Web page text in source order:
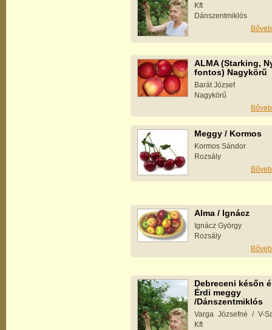
Kft
Dánszentmiklós
ALMA (Starking,
fontos) Nagykörű
Barát József
Nagykörű
Meggy / Kormos
Kormos Sándor
Rozsály
Alma / Ignácz
Ignácz György
Rozsály
Debreceni későn
Érdi meggy
/Dánszentmiklós
Varga Józsefné / V-
Kft